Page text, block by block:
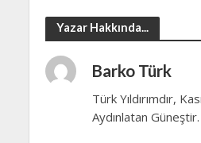
Yazar Hakkında...
Barko Türk
Türk Yıldırımdır,
Aydınlatan Güneştir.